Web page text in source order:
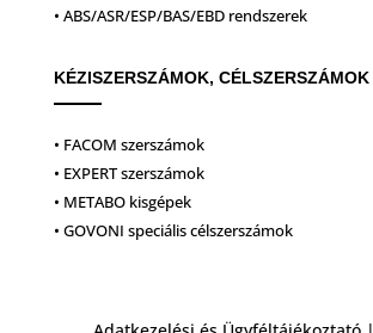
• ABS/ASR/ESP/BAS/EBD rendszerek
KÉZISZERSZÁMOK, CÉLSZERSZÁMOK
• FACOM szerszámok
• EXPERT szerszámok
• METABO kisgépek
• GOVONI speciális célszerszámok